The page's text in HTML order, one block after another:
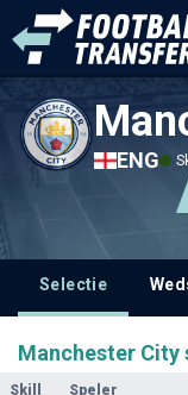
ENG
Selectie
Manchester City
Skill Speler